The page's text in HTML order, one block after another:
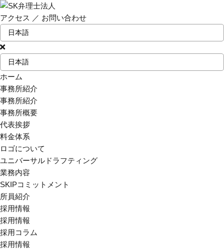
アクセス ／ お問い合わせ
ホーム
事務所紹介
事務所紹介
事務所概要
代表挨拶
料金体系
ロゴについて
ユニバーサルドラフティング
業務内容
SKIPコミットメント
所員紹介
採用情報
採用情報
採用コラム
採用情報